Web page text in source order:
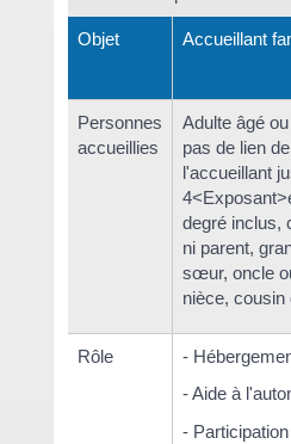
Objet Accueillant
Personnes
accueillies
Adulte âgé
pas de lien
l'accueillant
degré inclus,
ni parent,
sœur, oncle
nièce, cousin
Rôle
-
- Aide à
-